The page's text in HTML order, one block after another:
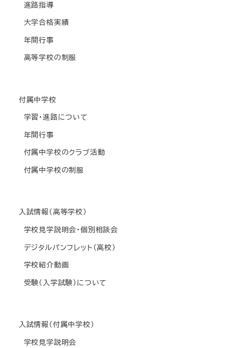
進路指導
大学合格実績
年間行事
高等学校の制服
付属中学校
学習・進路について
年間行事
付属中学校のクラブ活動
付属中学校の制服
入試情報(高等学校)
学校見学説明会・個別相談会
デジタルパンフレット(高校)
学校紹介動画
受験(入学試験)について
入試情報(付属中学校)
学校見学説明会